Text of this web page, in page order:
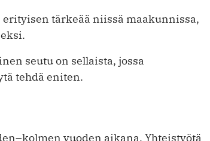
tärkeää niissä maakunnissa,
seutu on sellaista, jossa
tehdä eniten.
vuoden aikana. Yhteistyötä